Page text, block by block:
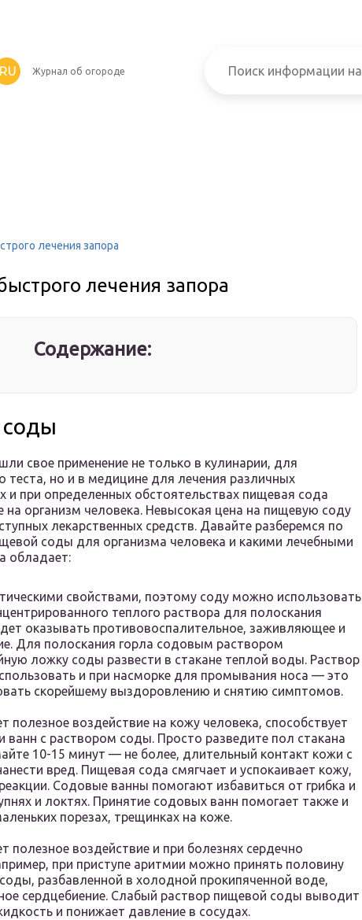
RU Журнал об огороде
лечения запора
лечения запора
Содержание:
свое применение не только в кулинарии, для
теста, но и в медицине для лечения различных
и при определенных обстоятельствах пищевая сода
на организм человека. Невысокая цена на пищевую соду
лекарственных средств. Давайте разберемся по
соды для организма человека и какими лечебными
обладает:
свойствами, поэтому соду можно использовать
теплого раствора для полоскания
оказывать противовоспалительное, заживляющее и
Для полоскания горла содовым раствором
ложку соды развести в стакане теплой воды. Раствор
и при насморке для промывания носа — это
скорейшему выздоровлению и снятию симптомов.
полезное воздействие на кожу человека, способствует
ванн с раствором соды. Просто разведите пол стакана
10-15 минут — не более, длительный контакт кожи с
вред. Пищевая сода смягчает и успокаивает кожу,
Содовые ванны помогают избавиться от грибка и
и локтях. Принятие содовых ванн помогает также и
порезах, трещинках на коже.
полезное воздействие и при болезнях сердечно
при приступе аритмии можно принять половину
разбавленной в холодной прокипяченной воде,
сердцебиение. Слабый раствор пищевой соды выводит
и понижает давление в сосудах.